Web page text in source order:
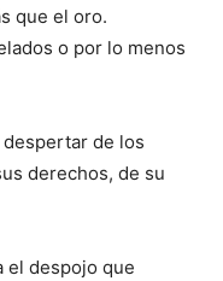
que el oro.
o por lo menos
de los
derechos, de su
el despojo que